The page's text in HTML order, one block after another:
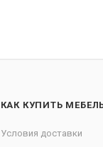
КАК КУПИТЬ
Условия доставки